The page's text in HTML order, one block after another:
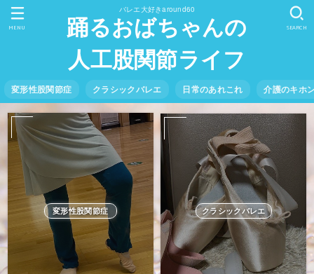
バレエ大好きaround60
踊るおばちゃんの
人工股関節ライフ
変形性股関節症 クラシックバレエ 日常のあれこれ 介護のキホ
SEARCH
MENU
変形性股関節症 クラシックバレエ